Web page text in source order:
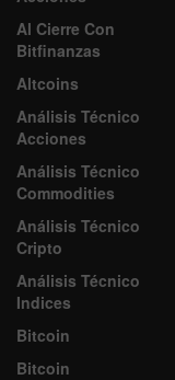
Al Cierre Con
Bitfinanzas
Altcoins
Análisis Técnico
Acciones
Análisis Técnico
Commodities
Análisis Técnico
Cripto
Análisis Técnico
Indices
Bitcoin
Bitcoin